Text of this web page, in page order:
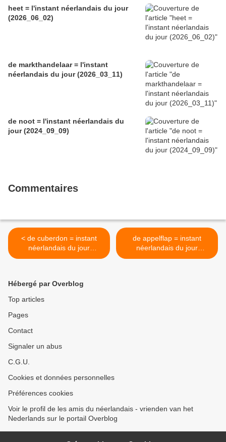
heet = l'instant néerlandais du jour
(2026_06_02)
de markthandelaar = l'instant
néerlandais du jour (2026_03_11)
de noot = l'instant néerlandais du
jour (2024_09_09)
Commentaires
< de cuberdon = instant
néerlandais du jour
(2022_01_25)
de appelflap = instant
néerlandais du jour
(2022_01_27) >
Hébergé par Overblog
Top articles
Pages
Contact
Signaler un abus
C.G.U.
Cookies et données personnelles
Préférences cookies
Voir le profil de les amis du néerlandais - vrienden van het
Nederlands sur le portail Overblog